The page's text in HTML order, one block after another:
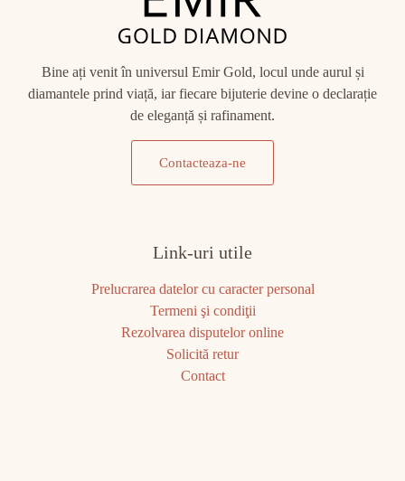
Bine ați venit în universul Emir Gold, locul unde aurul și
diamantele prind viață, iar fiecare bijuterie devine o declarație
de eleganță și rafinament.
Contacteaza-ne
Link-uri utile
Prelucrarea datelor cu caracter personal
Termeni şi condiţii
Rezolvarea disputelor online
Solicită retur
Contact